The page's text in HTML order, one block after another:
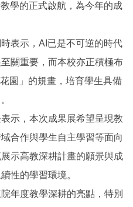
學的正式啟航，為今年的成
示，AI已是不可逆的時代
關重要，而本校亦正積極布
園」的規畫，培育學生具備
，本次成果展希望呈現教
合作與學生自主學習等面向
示高教深耕計畫的願景與成
性的學習環境。
度教學深耕的亮點，特別